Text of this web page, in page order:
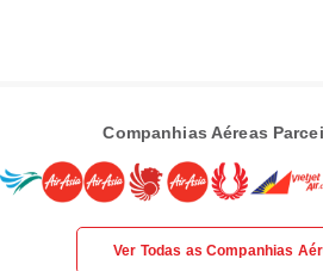
Companhias Aéreas
Ver Todas as Companhias